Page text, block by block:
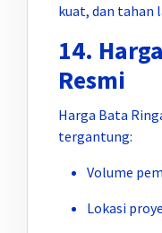
kuat, dan tahan
14.
Resmi
Harga Bata
tergantung:
Volume
Lokasi